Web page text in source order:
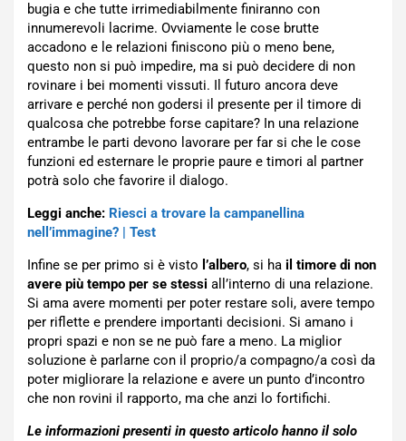
bugia e che tutte irrimediabilmente finiranno con
innumerevoli lacrime. Ovviamente le cose brutte
accadono e le relazioni finiscono più o meno bene,
questo non si può impedire, ma si può decidere di non
rovinare i bei momenti vissuti. Il futuro ancora deve
arrivare e perché non godersi il presente per il timore di
qualcosa che potrebbe forse capitare? In una relazione
entrambe le parti devono lavorare per far si che le cose
funzioni ed esternare le proprie paure e timori al partner
potrà solo che favorire il dialogo.
Leggi anche: Riesci a trovare la campanellina
nell’immagine? | Test
Infine se per primo si è visto l’albero, si ha il timore di non
avere più tempo per se stessi all’interno di una relazione.
Si ama avere momenti per poter restare soli, avere tempo
per riflette e prendere importanti decisioni. Si amano i
propri spazi e non se ne può fare a meno. La miglior
soluzione è parlarne con il proprio/a compagno/a così da
poter migliorare la relazione e avere un punto d’incontro
che non rovini il rapporto, ma che anzi lo fortifichi.
Le informazioni presenti in questo articolo hanno il solo